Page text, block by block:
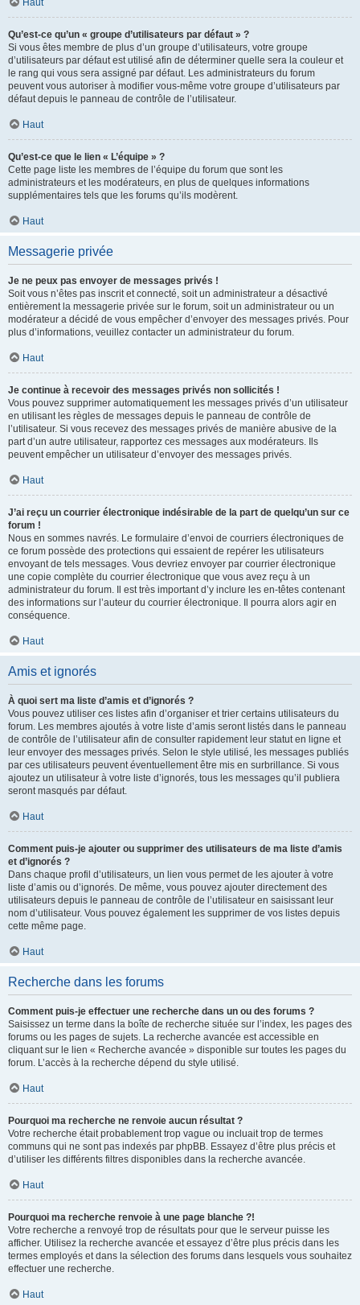
Haut
Qu’est-ce qu’un « groupe d’utilisateurs par défaut » ?
Si vous êtes membre de plus d’un groupe d’utilisateurs, votre groupe
d’utilisateurs par défaut est utilisé afin de déterminer quelle sera la couleur et
le rang qui vous sera assigné par défaut. Les administrateurs du forum
peuvent vous autoriser à modifier vous-même votre groupe d’utilisateurs par
défaut depuis le panneau de contrôle de l’utilisateur.
Haut
Qu’est-ce que le lien « L’équipe » ?
Cette page liste les membres de l’équipe du forum que sont les
administrateurs et les modérateurs, en plus de quelques informations
supplémentaires tels que les forums qu’ils modèrent.
Haut
Messagerie privée
Je ne peux pas envoyer de messages privés !
Soit vous n’êtes pas inscrit et connecté, soit un administrateur a désactivé
entièrement la messagerie privée sur le forum, soit un administrateur ou un
modérateur a décidé de vous empêcher d’envoyer des messages privés. Pour
plus d’informations, veuillez contacter un administrateur du forum.
Haut
Je continue à recevoir des messages privés non sollicités !
Vous pouvez supprimer automatiquement les messages privés d’un utilisateur
en utilisant les règles de messages depuis le panneau de contrôle de
l’utilisateur. Si vous recevez des messages privés de manière abusive de la
part d’un autre utilisateur, rapportez ces messages aux modérateurs. Ils
peuvent empêcher un utilisateur d’envoyer des messages privés.
Haut
J’ai reçu un courrier électronique indésirable de la part de quelqu’un sur ce
forum !
Nous en sommes navrés. Le formulaire d’envoi de courriers électroniques de
ce forum possède des protections qui essaient de repérer les utilisateurs
envoyant de tels messages. Vous devriez envoyer par courrier électronique
une copie complète du courrier électronique que vous avez reçu à un
administrateur du forum. Il est très important d’y inclure les en-têtes contenant
des informations sur l’auteur du courrier électronique. Il pourra alors agir en
conséquence.
Haut
Amis et ignorés
À quoi sert ma liste d’amis et d’ignorés ?
Vous pouvez utiliser ces listes afin d’organiser et trier certains utilisateurs du
forum. Les membres ajoutés à votre liste d’amis seront listés dans le panneau
de contrôle de l’utilisateur afin de consulter rapidement leur statut en ligne et
leur envoyer des messages privés. Selon le style utilisé, les messages publiés
par ces utilisateurs peuvent éventuellement être mis en surbrillance. Si vous
ajoutez un utilisateur à votre liste d’ignorés, tous les messages qu’il publiera
seront masqués par défaut.
Haut
Comment puis-je ajouter ou supprimer des utilisateurs de ma liste d’amis
et d’ignorés ?
Dans chaque profil d’utilisateurs, un lien vous permet de les ajouter à votre
liste d’amis ou d’ignorés. De même, vous pouvez ajouter directement des
utilisateurs depuis le panneau de contrôle de l’utilisateur en saisissant leur
nom d’utilisateur. Vous pouvez également les supprimer de vos listes depuis
cette même page.
Haut
Recherche dans les forums
Comment puis-je effectuer une recherche dans un ou des forums ?
Saisissez un terme dans la boîte de recherche située sur l’index, les pages des
forums ou les pages de sujets. La recherche avancée est accessible en
cliquant sur le lien « Recherche avancée » disponible sur toutes les pages du
forum. L’accès à la recherche dépend du style utilisé.
Haut
Pourquoi ma recherche ne renvoie aucun résultat ?
Votre recherche était probablement trop vague ou incluait trop de termes
communs qui ne sont pas indexés par phpBB. Essayez d’être plus précis et
d’utiliser les différents filtres disponibles dans la recherche avancée.
Haut
Pourquoi ma recherche renvoie à une page blanche ?!
Votre recherche a renvoyé trop de résultats pour que le serveur puisse les
afficher. Utilisez la recherche avancée et essayez d’être plus précis dans les
termes employés et dans la sélection des forums dans lesquels vous souhaitez
effectuer une recherche.
Haut